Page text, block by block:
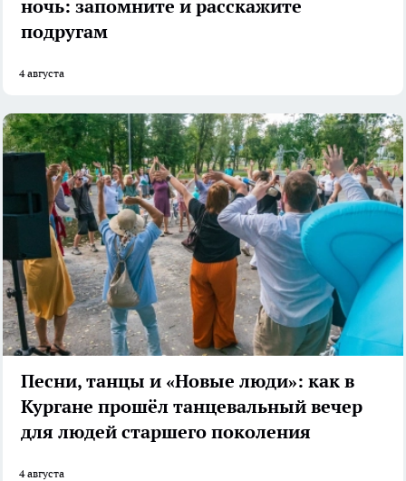
ночь: запомните и расскажите
подругам
4 августа
Песни, танцы и «Новые люди»: как в
Кургане прошёл танцевальный вечер
для людей старшего поколения
4 августа